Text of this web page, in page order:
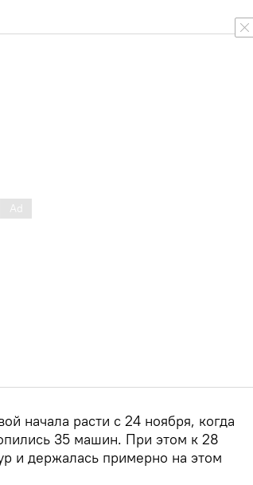
начала расти с 24 ноября, когда
35 машин. При этом к 28
и держалась примерно на этом